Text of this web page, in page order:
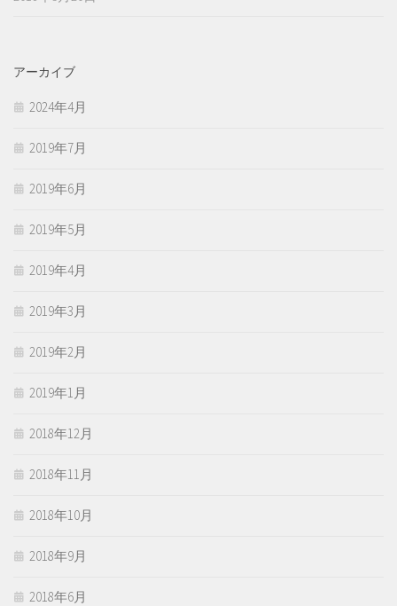
アーカイブ
2024年4月
2019年7月
2019年6月
2019年5月
2019年4月
2019年3月
2019年2月
2019年1月
2018年12月
2018年11月
2018年10月
2018年9月
2018年6月